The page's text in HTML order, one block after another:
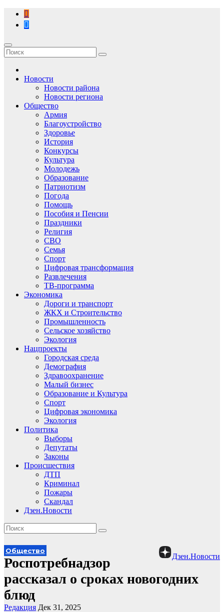
Перейти
содержимому
Новости
Новости района
Новости региона
Общество
Армия
Благоустройство
Здоровье
История
Конкурсы
Культура
Молодежь
Образование
Патриотизм
Погода
Помощь
Пособия и Пенсии
Праздники
Религия
СВО
Семья
Спорт
Цифровая трансформация
Развлечения
ТВ-программа
Экономика
Дороги и транспорт
ЖКХ и Строительство
Промышленность
Сельское хозяйство
Экология
Нацпроекты
Городская среда
Демография
Здравоохранение
Малый бизнес
Образование и Культура
Спорт
Цифровая экономика
Экология
Политика
Выборы
Депутаты
Законы
Происшествия
ДТП
Криминал
Пожары
Скандал
Дзен.Новости
Дзен.Новости
Общество
Роспотребнадзор
рассказал о сроках новогодних
блюд
Редакция Дек 31, 2025